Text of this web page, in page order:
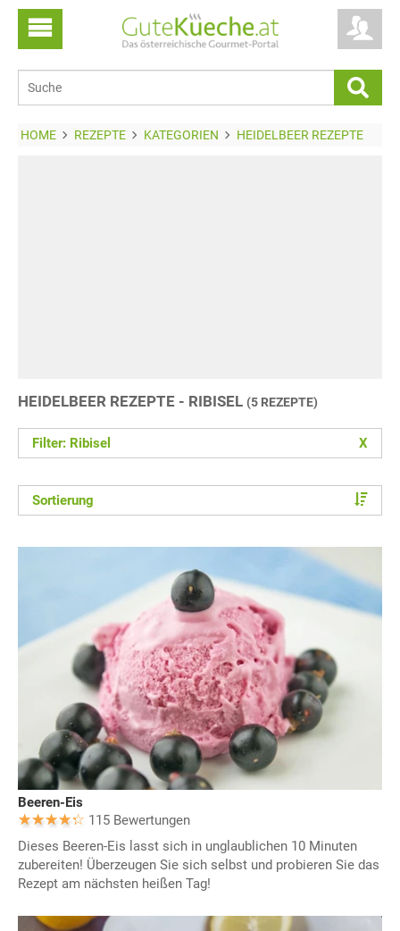
HOME REZEPTE KATEGORIEN HEIDELBEER REZEPTE
HEIDELBEER REZEPTE - RIBISEL (5 REZEPTE)
Filter: Ribisel X
Sortierung
Beeren-Eis
115 Bewertungen
Dieses Beeren-Eis lasst sich in unglaublichen 10 Minuten
zubereiten! Überzeugen Sie sich selbst und probieren Sie das
Rezept am nächsten heißen Tag!